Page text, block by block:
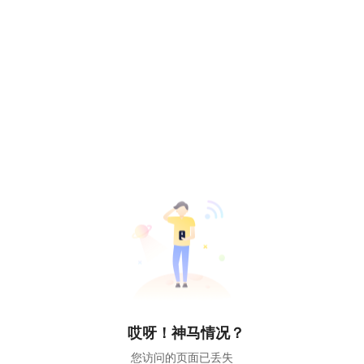
哎呀！神马情况？
您访问的页面已丢失